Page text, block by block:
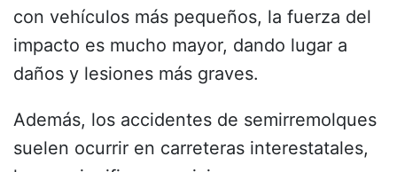
con vehículos más pequeños, la fuerza del
impacto es mucho mayor, dando lugar a
daños y lesiones más graves.
Además, los accidentes de semirremolques
suelen ocurrir en carreteras interestatales,